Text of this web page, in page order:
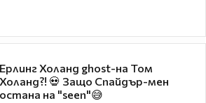
Ерлинг Холанд ghost-на Том
Холанд?! 💀 Защо Спайдър-мен
остана на "seen"😅